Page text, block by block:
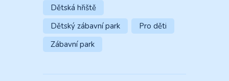
Dětská hřiště
Dětský zábavní park
Pro děti
Zábavní park